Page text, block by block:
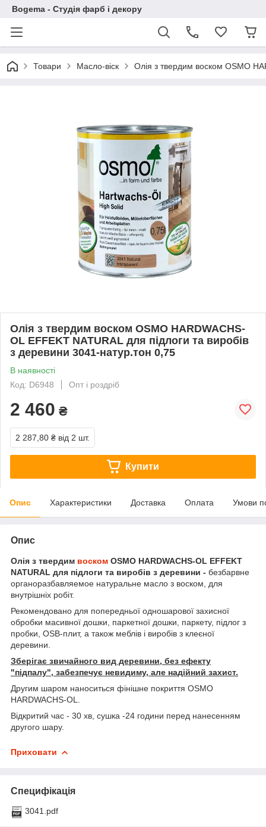
Bogema - Студія фарб і декору
Товари Масло-віск Олія з твердим воском OSMO
Олія з твердим воском OSMO HARDWACHS-
OL EFFEKT NATURAL для підлоги та виробів
з деревини 3041-натур.тон 0,75
В наявності
Код: D6948
Опт і роздріб
2 460 ₴
2 287,80 ₴ від 2 шт.
Купити
Опис Характеристики Доставка Оплата Умови
Опис
Олія з твердим воском OSMO HARDWACHS-OL EFFEKT
NATURAL для підлоги та виробів з деревини - безбарвне
органоразбавляемое натуральне масло з воском, для
внутрішніх робіт.
Рекомендовано для попередньої одношарової захисної
обробки масивної дошки, паркетної дошки, паркету, підлог з
пробки, OSB-плит, а також меблів і виробів з клеєної
деревини.
Зберігає звичайного вид деревини, без ефекту
"підпалу", забезпечує невидиму, але надійний захист.
Другим шаром наноситься фінішне покриття OSMO
HARDWACHS-OL.
Відкритий час - 30 хв, сушка -24 години перед нанесенням
другого шару.
Приховати
Специфікація
3041.pdf